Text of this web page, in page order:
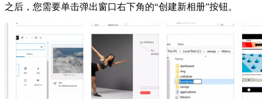
之后，您需要单击弹出窗口右下角的“创建新相册”按钮。